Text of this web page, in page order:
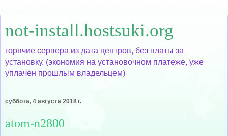
not-install.hostsuki.org
горячие сервера из дата центров, без платы за
установку. (экономия на установочном платеже, уже
уплачен прошлым владельцем)
суббота, 4 августа 2018 г.
atom-n2800